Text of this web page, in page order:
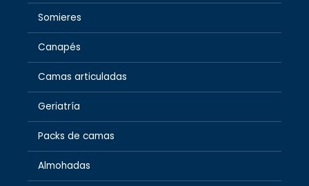
Somieres
Canapés
Camas articuladas
Geriatría
Packs de camas
Almohadas